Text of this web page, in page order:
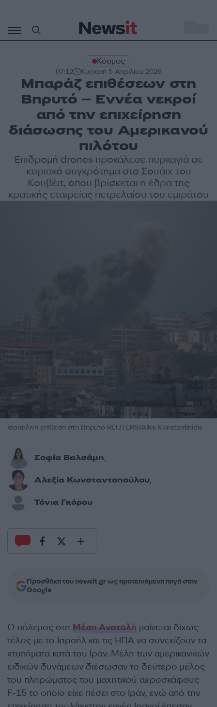
περιεχόμενο
Κόσμος
07:12 Κυριακή 5 Απριλίου 2026
Μπαράζ επιθέσεων στη
Βηρυτό – Εννέα νεκροί
από την επιχείρηση
διάσωσης του Αμερικανού
πιλότου
Επιδρομή drones προκάλεσε πυρκαγιά σε
κτιριακό συγκρότημα στο Σουάιχ του
Κουβέιτ, όπου βρίσκεται η έδρα της
κρατικής εταιρείας πετρελαίου του εμιράτου
Ισραηλινή επίθεση στη Βηρυτό REUTERS/Alkis Konstantinidis
Σοφία Βαλσάμη,
Αλεξία Κωνσταντοπούλου,
Τόνια Γκόρου
Προσθήκη του newsit.gr ως προτεινόμενη πηγή στην
Google
Ο πόλεμος στη Μέση Ανατολή μαίνεται δίχως
τέλος με το Ισραήλ και τις ΗΠΑ να συνεχίζουν τα
χτυπήματα κατά του Ιράν. Μέλη των αμερικανικών
ειδικών δυνάμεων διέσωσαν το δεύτερο μέλος
του πληρώματος του μαχητικού αεροσκάφους
F-15 το οποίο είχε πέσει στο Ιράν, ενώ από την